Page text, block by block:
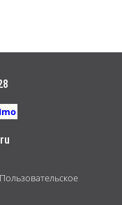
Imo
Пользовательское